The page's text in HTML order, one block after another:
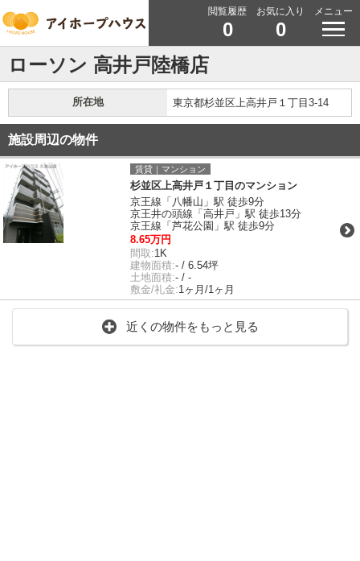
閲覧履歴
0
お気に入り
0
メニュー
ローソン 高井戸陸橋店
所在地 東京都杉並区上高井戸１丁目3-14
施設周辺の物件
賃貸｜マンション
杉並区上高井戸１丁目のマンション
京王線「八幡山」駅 徒歩9分
京王井の頭線「高井戸」駅 徒歩13分
京王線「芦花公園」駅 徒歩9分
8.65万円
間取:1K
建物面積:- / 6.54坪
土地面積:- / -
敷金/礼金:1ヶ月/1ヶ月
近くの物件をもっと見る